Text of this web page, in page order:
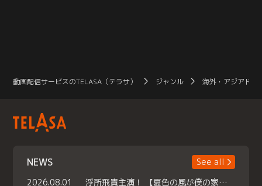
動画配信サービスのTELASA（テラサ） ジャンル 海外・アジアドラ
NEWS
See all
2026.08.01
浮所飛貴主演！ 【夏色の風が僕の家にやってきた】 本日よりテラサで独占配信スタート！